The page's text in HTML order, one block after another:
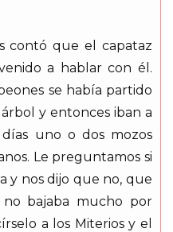
contó que el capataz
a hablar con él.
se había partido
y entonces iban a
uno o dos mozos
Le preguntamos si
y nos dijo que no, que
bajaba mucho por
a los Miterios y el